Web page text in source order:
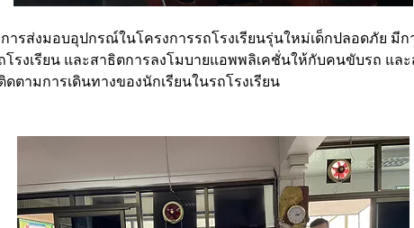
ารส่งมอบอุปกรณ์ในโครงการรถโรงเรียนรุ่นใหม่เด็กปลอดภัย มี
รงเรียน และสาธิตการลงโมบายแอพพลิเคชั่นให้กับคนขับรถ แล
ดตามการเดินทางของนักเรียนในรถโรงเรียน